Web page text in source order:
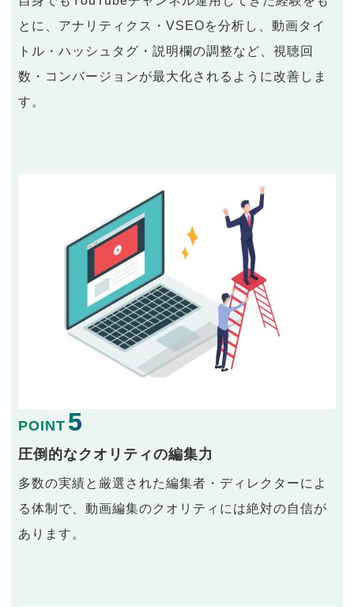
とに、アナリティクス・VSEOを分析し、動画タイ
トル・ハッシュタグ・説明欄の調整など、視聴回
数・コンバージョンが最大化されるように改善しま
す。
POINT 5
圧倒的なクオリティの編集力
多数の実績と厳選された編集者・ディレクターによ
る体制で、動画編集のクオリティには絶対の自信が
あります。